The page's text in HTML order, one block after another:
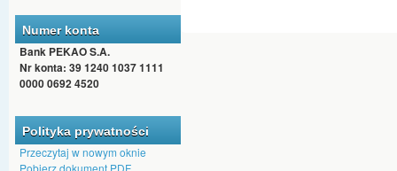
Numer konta
Bank PEKAO S.A.
Nr konta: 39 1240 1037 1111
0000 0692 4520
Polityka prywatności
Przeczytaj w nowym oknie
Pobierz dokument PDF